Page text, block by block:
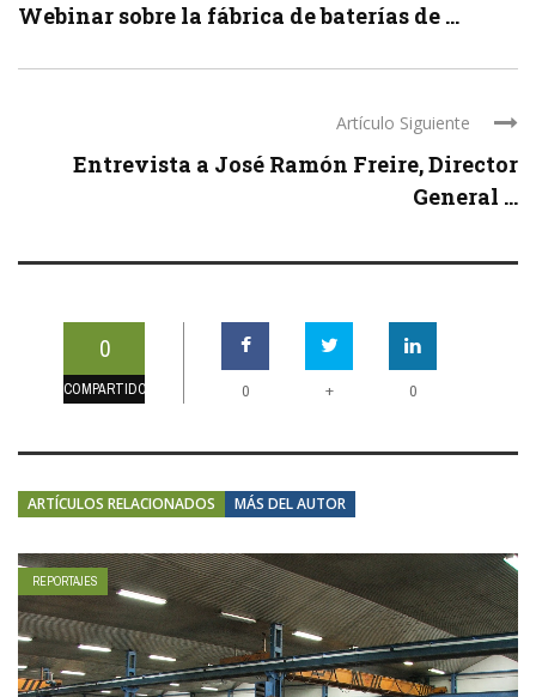
Webinar sobre la fábrica de baterías de ...
Artículo Siguiente
Entrevista a José Ramón Freire, Director
General ...
0
COMPARTIDOS 0 + 0
ARTÍCULOS RELACIONADOS MÁS DEL AUTOR
REPORTAJES